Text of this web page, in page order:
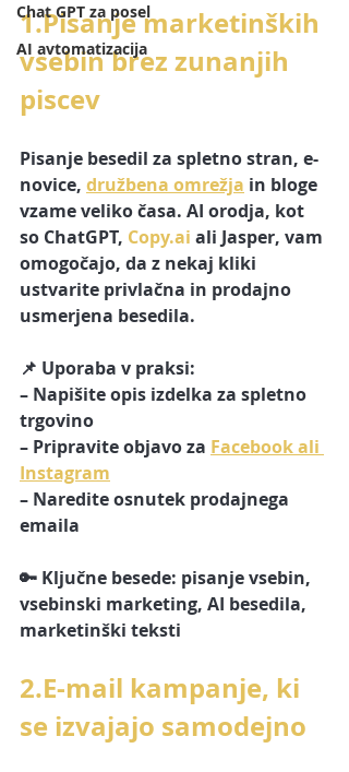
Chat GPT za posel
AI avtomatizacija
1.Pisanje marketinških
vsebin brez zunanjih
piscev
Pisanje besedil za spletno stran, e-
novice, družbena omrežja in bloge
vzame veliko časa. AI orodja, kot
so ChatGPT, Copy.ai ali Jasper, vam
omogočajo, da z nekaj kliki
ustvarite privlačna in prodajno
usmerjena besedila.
📌 Uporaba v praksi:
– Napišite opis izdelka za spletno
trgovino
– Pripravite objavo za Facebook ali
Instagram
– Naredite osnutek prodajnega
emaila
🔑 Ključne besede: pisanje vsebin,
vsebinski marketing, AI besedila,
marketinški teksti
2.E-mail kampanje, ki
se izvajajo samodejno